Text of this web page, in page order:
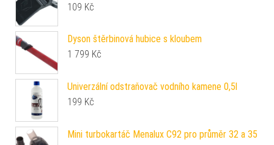
109 Kč
Dyson štěrbinová hubice s kloubem
1 799 Kč
Univerzální odstraňovač vodního kamene 0,5l
199 Kč
Mini turbokartáč Menalux C92 pro průměr 32 a 35